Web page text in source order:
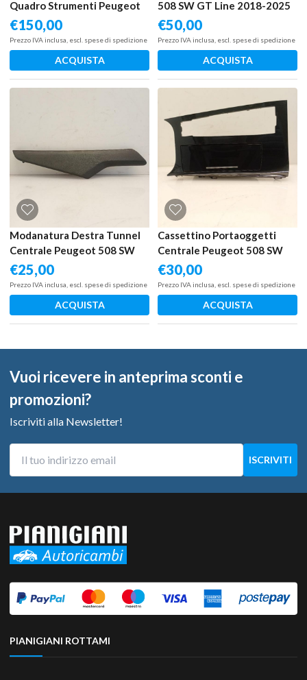
Quadro Strumenti Peugeot
508 SW GT Line 2018-2025
€150,00
Prezzo IVA inclusa, escl. spese di spedizione
ACQUISTA
508 SW GT Line 2018-2025
€50,00
Prezzo IVA inclusa, escl. spese di spedizione
ACQUISTA
Modanatura Destra Tunnel
Centrale Peugeot 508 SW
GT Line 2018-2025
€25,00
Prezzo IVA inclusa, escl. spese di spedizione
ACQUISTA
Cassettino Portaoggetti
Centrale Peugeot 508 SW
GT Line 2018-2025
€30,00
Prezzo IVA inclusa, escl. spese di spedizione
ACQUISTA
Vuoi ricevere in anteprima sconti e
promozioni?
Iscriviti alla Newsletter!
PIANIGIANI ROTTAMI